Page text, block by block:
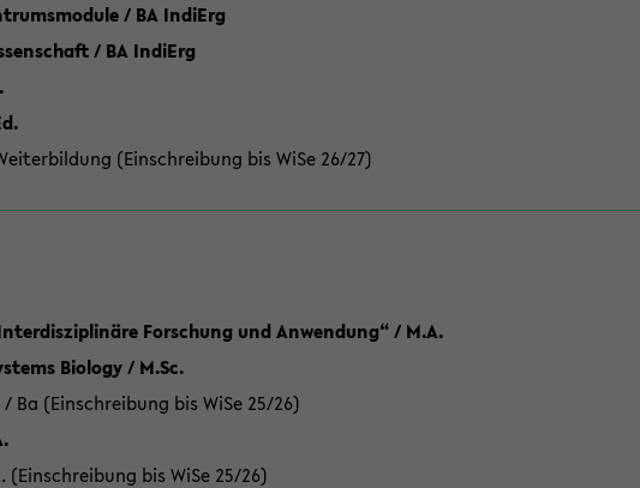
/ BA IndiErg
/ BA IndiErg
(Einschreibung bis WiSe 26/27)
Forschung und Anwendung“ / M.A.
Biology / M.Sc.
Ba (Einschreibung bis WiSe 25/26)
bis WiSe 25/26)